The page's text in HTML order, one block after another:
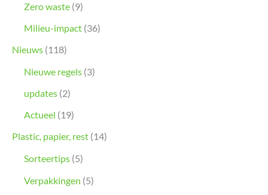
Zero waste (9)
Milieu-impact (36)
Nieuws (118)
Nieuwe regels (3)
updates (2)
Actueel (19)
Plastic, papier, rest (14)
Sorteertips (5)
Verpakkingen (5)